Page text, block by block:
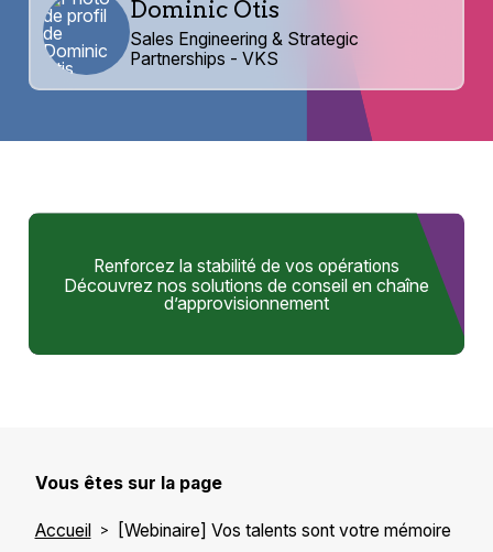
Dominic Otis
Sales Engineering & Strategic
Partnerships - VKS
Renforcez la stabilité de vos opérations
Découvrez nos solutions de conseil en chaîne
d’approvisionnement
Vous êtes sur la page
Accueil
[Webinaire] Vos talents sont votre mémoire